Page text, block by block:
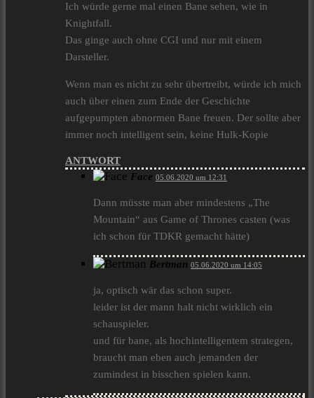
Ich würde gerne mal einen Bane sehen, wie in
Knightfall.
Das ginge auch ohne CGI und nur mit einem
Darsteller.
Wenn man es nicht zu sehr übertreibt, würde ich mich
auch über einen zum Ende der Geschichte
aufgepumpten abnormen Bane freuen. Der sollte aber
immer noch intelligent sein, keine Hulk-Kopie
ANTWORT
Face 05.06.2020 um 12:31
Dann müsste man aber mindestens „The
Mountain“ aus Game of Thrones casten (was
ich schon für TDKR gemacht hätte)
Bertman 05.06.2020 um 14:05
ja, optisch wär das schon super.
leider ist der mann halt nicht wirklich ein
schauspieler.
und für bane, als hochintelligentem strategen,
braucht man eben auch jemanden der
zumindest in bisschen spielen kann.